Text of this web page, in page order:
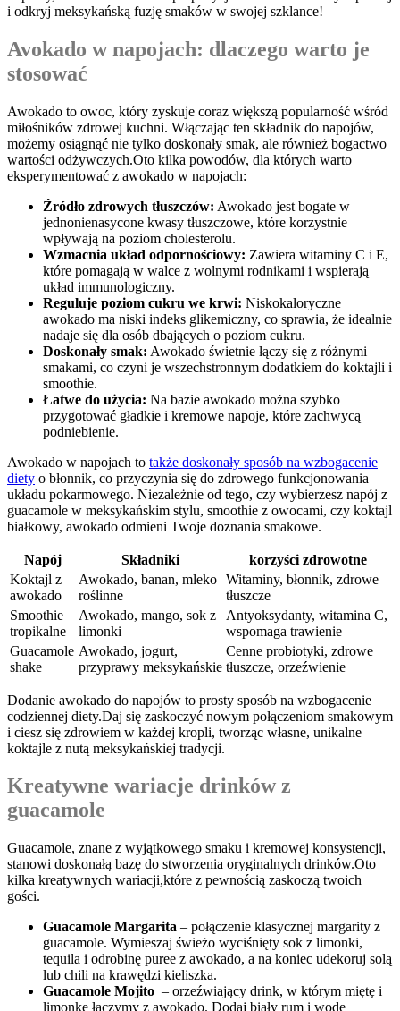
i odkryj meksykańską fuzję smaków ⁣w swojej szklance!
Avokado w napojach: dlaczego warto‌ je
stosować
Awokado to ⁤owoc, który zyskuje coraz większą popularność wśród
miłośników zdrowej kuchni. ‌Włączając ten składnik do napojów,
możemy osiągnąć nie tylko​ doskonały⁢ smak, ale ​również ⁢bogactwo
‌wartości odżywczych.Oto kilka ‍powodów,⁣ dla których warto
eksperymentować ‌z awokado w napojach:
Źródło zdrowych⁣ tłuszczów: Awokado jest‍ bogate⁣ w
jednonienasycone kwasy tłuszczowe, które korzystnie
wpływają na poziom cholesterolu.
Wzmacnia układ ⁣odpornościowy: ​Zawiera witaminy C i E,
które​ pomagają w walce z wolnymi rodnikami ​i‌ wspierają
układ immunologiczny.
Reguluje poziom cukru we krwi: ⁤Niskokaloryczne
awokado​ ma ‍niski‌ indeks‍ glikemiczny, co sprawia, ⁢że idealnie
​nadaje ⁣się dla osób dbających o‌ poziom cukru.
Doskonały smak: Awokado świetnie łączy‌ się z ‍różnymi
smakami,⁢ co czyni je wszechstronnym‍ dodatkiem do‍ koktajli i⁢
smoothie.
Łatwe do użycia: Na bazie awokado⁣ można szybko
‍przygotować⁣ gładkie i kremowe ⁢napoje,⁢ które zachwycą‍
podniebienie.
Awokado w napojach to także doskonały ‌sposób na wzbogacenie
diety o ‌błonnik, co przyczynia ‌się‌ do‍ zdrowego funkcjonowania
układu pokarmowego. Niezależnie od⁣ tego,⁣ czy wybierzesz ⁣napój z⁢
guacamole w meksykańskim stylu, ⁢smoothie z​ owocami, czy koktajl
białkowy, awokado⁣ odmieni‌ Twoje ⁢doznania⁤ smakowe.
Napój Składniki
korzyści zdrowotne
Koktajl ⁢z
awokado
Awokado, banan, mleko
roślinne
Witaminy,⁤ błonnik, zdrowe
tłuszcze
Smoothie
tropikalne
Awokado, mango, sok z ​
limonki
Antyoksydanty, ⁣witamina C,
wspomaga ⁢trawienie
Guacamole
shake
Awokado, ​jogurt,
przyprawy meksykańskie
Cenne ⁣probiotyki, zdrowe
tłuszcze, ‍orzeźwienie
Dodanie awokado do‌ napojów⁢ to prosty sposób⁤ na wzbogacenie
codziennej ⁣diety.Daj się zaskoczyć ⁣nowym połączeniom⁣ smakowym
i ciesz się zdrowiem w⁢ każdej kropli, tworząc własne, unikalne
koktajle ‌z nutą meksykańskiej tradycji.
Kreatywne ‍wariacje drinków⁤ z‌
guacamole
Guacamole, znane z wyjątkowego smaku i ⁢kremowej ‍konsystencji,
stanowi⁢ doskonałą⁢ bazę do stworzenia oryginalnych drinków.Oto
kilka kreatywnych wariacji,które z⁣ pewnością zaskoczą twoich
gości.
Guacamole Margarita – połączenie⁣ klasycznej​ margarity z
guacamole. Wymieszaj świeżo wyciśnięty sok z limonki,
tequila i odrobinę puree z ⁤awokado, a na koniec udekoruj solą⁢
lub chili‌ na krawędzi​ kieliszka.
Guacamole Mojito ⁢ – ​orzeźwiający ​drink, w którym​ miętę i‍
limonkę łączymy z ⁢awokado. ⁤Dodaj ‍biały rum i wodę